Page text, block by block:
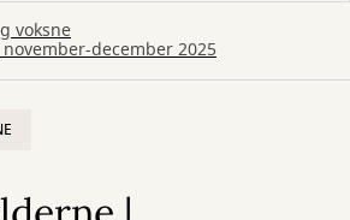
voksne
december 2025